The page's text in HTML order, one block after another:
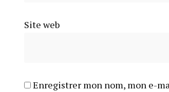
Site web
Enregistrer mon nom, mon e-